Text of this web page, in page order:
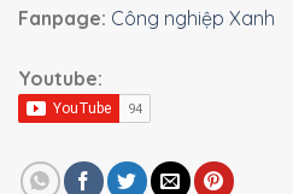
Fanpage: Công nghiệp Xanh
Youtube: